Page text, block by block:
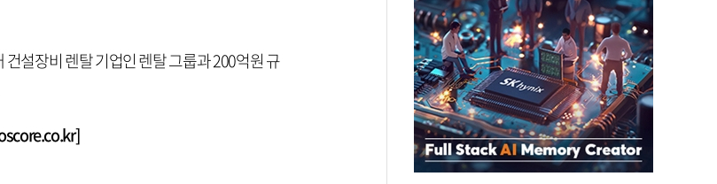
설장비 렌탈 기업인 렌탈 그룹과 200억원 규